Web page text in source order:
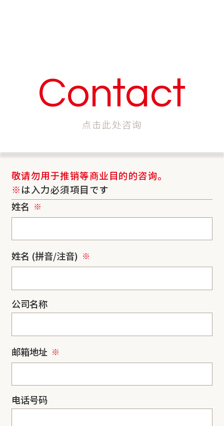
Contact
点击此处咨询
敬请勿用于推销等商业目的的咨询。
※は入力必須項目です
姓名
姓名 (拼音/注音)
公司名称
邮箱地址
电话号码